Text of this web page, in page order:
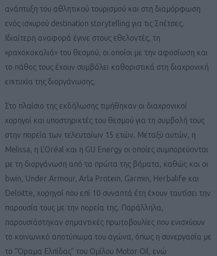
ανάπτυξη του αθλητικού τουρισμού και στη διαμόρφωση
ενός ισχυρού destination storytelling για τις Σπέτσες.
Ιδιαίτερη αναφορά έγινε στους εθελοντές, τη
«ραχοκοκαλιά» του θεσμού, οι οποίοι με την αφοσίωση και
το πάθος τους έχουν συμβάλει καθοριστικά στη διαχρονική
επιτυχία της διοργάνωσης.
Στο πλαίσιο της εκδήλωσης τιμήθηκαν οι διαχρονικοί
χορηγοί και υποστηρικτές του θεσμού για τη συμβολή τους
στην πορεία των τελευταίων 15 ετών. Μεταξύ αυτών, η
Melissa, η L’Oréal και η GU Energy οι οποίες συμπορεύονται
με τη διοργάνωση από τα πρώτα της βήματα, καθώς και οι
bwin, Under Armour, Arla Protein, Garmin, Herbalife και
Deloitte, χορηγοί που επί 10 συναπτά έτη έχουν ταυτίσει την
παρουσία τους με την πορεία της. Παράλληλα,
παρουσιάστηκαν σημαντικές πρωτοβουλίες που ενισχύουν
το κοινωνικό αποτύπωμα του αγώνα, όπως η συνεργασία με
το ‘’Όραμα Ελπίδας’’ του Ομίλου Motor Oil, ενώ